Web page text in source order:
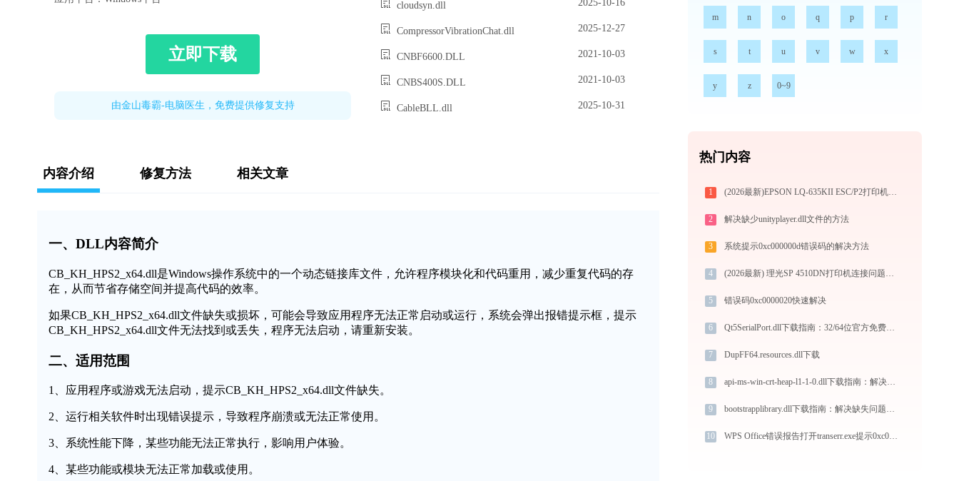
立即下载
由金山毒霸-电脑医生，免费提供修复支持
cloudsyn.dll 2025-10-16
CompressorVibrationChat.dll 2025-12-27
CNBF6600.DLL 2021-10-03
CNBS400S.DLL 2021-10-03
CableBLL.dll 2025-10-31
内容介绍 修复方法 相关文章
一、DLL内容简介
CB_KH_HPS2_x64.dll是Windows操作系统中的一个动态链接库文件，允许程序模块化和代码重用，减少重复代码的存
在，从而节省存储空间并提高代码的效率。
如果CB_KH_HPS2_x64.dll文件缺失或损坏，可能会导致应用程序无法正常启动或运行，系统会弹出报错提示框，提示
CB_KH_HPS2_x64.dll文件无法找到或丢失，程序无法启动，请重新安装。
二、适用范围
1、应用程序或游戏无法启动，提示CB_KH_HPS2_x64.dll文件缺失。
2、运行相关软件时出现错误提示，导致程序崩溃或无法正常使用。
3、系统性能下降，某些功能无法正常执行，影响用户体验。
4、某些功能或模块无法正常加载或使用。
m n o q p r
s t u v w x
y z 0~9
热门内容
1 (2026最新)EPSON LQ-635KII ESC/P2打印机驱动下载与安装教程：新手也能轻松搞定
2 解决缺少unityplayer.dll文件的方法
3 系统提示0xc000000d错误码的解决方法
4 (2026最新) 理光SP 4510DN打印机连接问题解决方法 - 金山毒霸
5 错误码0xc0000020快速解决
6 Qt5SerialPort.dll下载指南：32/64位官方免费版解决DLL缺失问题
7 DupFF64.resources.dll下载
8 api-ms-win-crt-heap-l1-1-0.dll下载指南：解决DLL缺失问题的完整方案
9 bootstrapplibrary.dll下载指南：解决缺失问题的官方免费方案（32/64位系统适用）
10 WPS Office错误报告打开transerr.exe提示0xc000000d错误码怎么办